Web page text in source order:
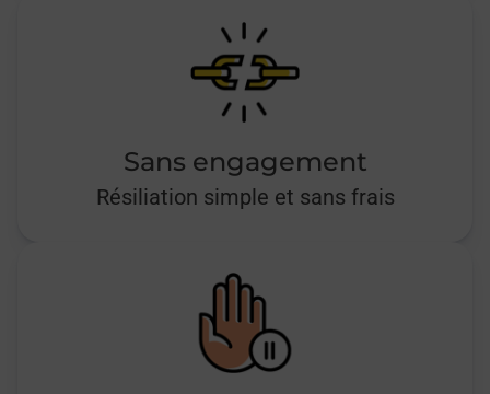
Sans engagement
Résiliation simple et sans frais